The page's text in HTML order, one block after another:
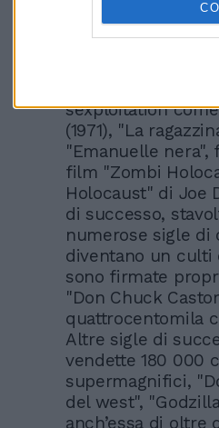
Negli anni
dallo spaghetti-
sexploitation
(1971), "La
"Emanuelle nera",
film "Zombi
Holocaust" di Joe
di successo,
numerose sigle di
diventano un culti
sono firmate
"Don Chuck
quattrocentomila
Altre sigle di
vendette 180 000
supermagnifici,
del west",
anch’essa di